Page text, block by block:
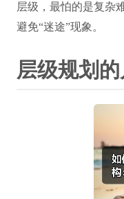
层级，最怕的是复杂
避免“迷途”现象。
层级规划